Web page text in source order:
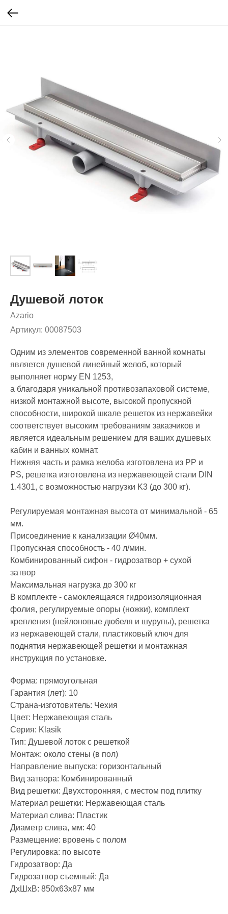
Душевой лоток
Azario
Артикул: 00087503
Одним из элементов современной ванной комнаты
является душевой линейный желоб, который
выполняет норму EN 1253,
а благодаря уникальной противозапаховой системе,
низкой монтажной высоте, высокой пропускной
способности, широкой шкале решеток из нержавейки
соответствует высоким требованиям заказчиков и
является идеальным решением для ваших душевых
кабин и ванных комнат.
Нижняя часть и рамка желоба изготовлена из PP и
PS, решетка изготовлена из нержавеющей стали DIN
1.4301, с возможностью нагрузки K3 (до 300 кг).
Регулируемая монтажная высота от минимальной - 65
мм.
Присоединение к канализации Ø40мм.
Пропускная способность - 40 л/мин.
Комбинированный сифон - гидрозатвор + сухой
затвор
Максимальная нагрузка до 300 кг
В комплекте - самоклеящаяся гидроизоляционная
фолия, регулируемые опоры (ножки), комплект
крепления (нейлоновые дюбеля и шурупы), решетка
из нержавеющей стали, пластиковый ключ для
поднятия нержавеющей решетки и монтажная
инструкция по установке.
Форма: прямоугольная
Гарантия (лет): 10
Страна-изготовитель: Чехия
Цвет: Нержавеющая сталь
Серия: Klasik
Тип: Душевой лоток с решеткой
Монтаж: около стены (в пол)
Направление выпуска: горизонтальный
Вид затвора: Комбинированный
Вид решетки: Двухсторонняя, с местом под плитку
Материал решетки: Нержавеющая сталь
Материал слива: Пластик
Диаметр слива, мм: 40
Размещение: вровень с полом
Регулировка: по высоте
Гидрозатвор: Да
Гидрозатвор съемный: Да
ДxШxВ: 850x63x87 мм